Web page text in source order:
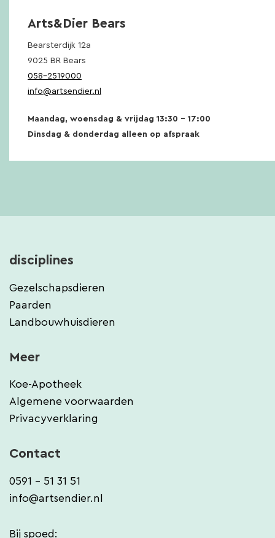
Arts&Dier Bears
Bearsterdijk 12a
9025 BR Bears
058-2519000
info@artsendier.nl
Maandag, woensdag & vrijdag 13:30 – 17:00
Dinsdag & donderdag alleen op afspraak
disciplines
Gezelschapsdieren
Paarden
Landbouwhuisdieren
Meer
Koe-Apotheek
Algemene voorwaarden
Privacyverklaring
Contact
0591 - 51 31 51
info@artsendier.nl
Bij spoed: